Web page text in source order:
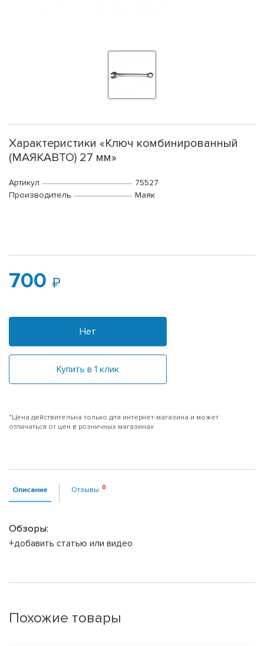
Характеристики «Ключ комбинированный
(МАЯКАВТО) 27 мм»
Артикул
75527
Производитель
Маяк
700
Нет
Купить в 1 клик
*Цена действительна только для интернет-магазина и может
отличаться от цен в розничных магазинах
Описание Отзывы
Обзоры:
+добавить статью или видео
Похожие товары